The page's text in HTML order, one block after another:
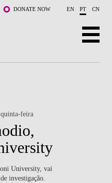
DONATE NOW EN PT CN
feira
University, vai
investigação.